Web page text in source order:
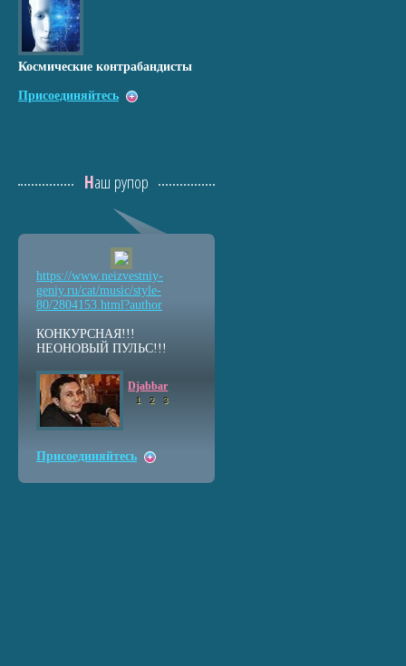
Космические контрабандисты
Присоединяйтесь
Наш рупор
https://www.neizvestniy-
geniy.ru/cat/music/style-
80/2804153.html?author
КОНКУРСНАЯ!!!
НЕОНОВЫЙ ПУЛЬС!!!
Djabbar
1 2 3
Присоединяйтесь